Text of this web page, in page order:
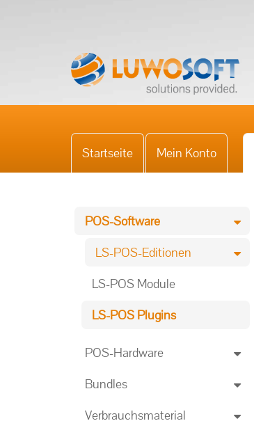
Startseite Mein Konto
POS-Software
LS-POS-Editionen
LS-POS Module
LS-POS Plugins
POS-Hardware
Bundles
Verbrauchsmaterial